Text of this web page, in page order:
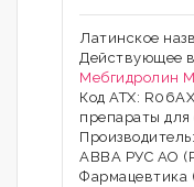
Латинское
Действующее
Мебгидролин
Код АТХ:
препараты
АВВА РУС АО